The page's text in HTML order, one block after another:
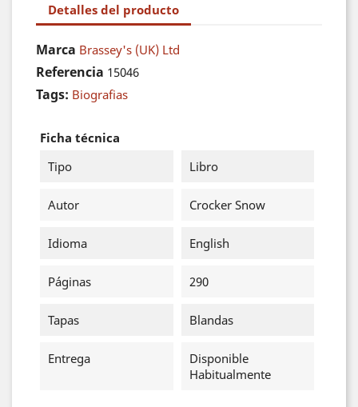
Detalles del producto
Marca Brassey's (UK) Ltd
Referencia 15046
Tags: Biografias
Ficha técnica
Tipo
Libro
Autor Crocker Snow
Idioma English
Páginas 290
Tapas Blandas
Entrega
Disponible
Habitualmente